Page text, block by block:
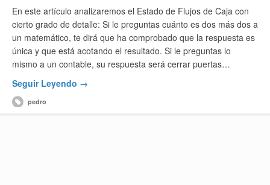
En este artículo analizaremos el Estado de Flujos de Caja con
cierto grado de detalle: Si le preguntas cuánto es dos más dos a
un matemático, te dirá que ha comprobado que la respuesta es
única y que está acotando el resultado. Si le preguntas lo
mismo a un contable, su respuesta será cerrar puertas…
Seguir Leyendo →
pedro